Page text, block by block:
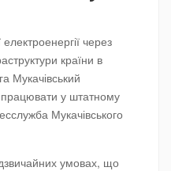
через
країни в
Мукачівський
у штатному
Мукачівського
умовах, що